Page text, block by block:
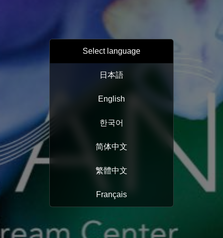
Select language
日本語
English
한국어
简体中文
繁體中文
Français